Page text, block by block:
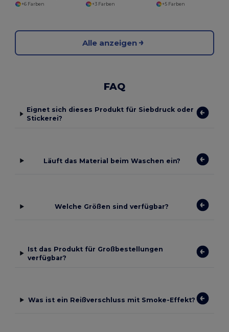
+6 Farben
+3 Farben
+5 Farben
Alle anzeigen
FAQ
Eignet sich dieses Produkt für Siebdruck oder
Stickerei?
Läuft das Material beim Waschen ein?
Welche Größen sind verfügbar?
Ist das Produkt für Großbestellungen
verfügbar?
Was ist ein Reißverschluss mit Smoke-Effekt?